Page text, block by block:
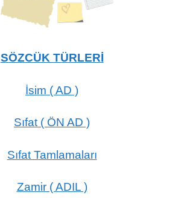
SÖZCÜK TÜRLERİ
İsim ( AD )
Sıfat ( ÖN AD )
Sıfat Tamlamaları
Zamir ( ADIL )